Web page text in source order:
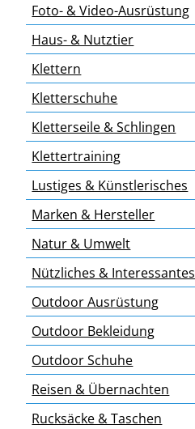
Foto- & Video-Ausrüstung
Haus- & Nutztier
Klettern
Kletterschuhe
Kletterseile & Schlingen
Klettertraining
Lustiges & Künstlerisches
Marken & Hersteller
Natur & Umwelt
Nützliches & Interessantes
Outdoor Ausrüstung
Outdoor Bekleidung
Outdoor Schuhe
Reisen & Übernachten
Rucksäcke & Taschen